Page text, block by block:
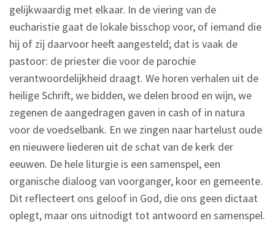
gelijkwaardig met elkaar. In de viering van de
eucharistie gaat de lokale bisschop voor, of iemand die
hij of zij daarvoor heeft aangesteld; dat is vaak de
pastoor: de priester die voor de parochie
verantwoordelijkheid draagt. We horen verhalen uit de
heilige Schrift, we bidden, we delen brood en wijn, we
zegenen de aangedragen gaven in cash of in natura
voor de voedselbank. En we zingen naar hartelust oude
en nieuwere liederen uit de schat van de kerk der
eeuwen. De hele liturgie is een samenspel, een
organische dialoog van voorganger, koor en gemeente.
Dit reflecteert ons geloof in God, die ons geen dictaat
oplegt, maar ons uitnodigt tot antwoord en samenspel.